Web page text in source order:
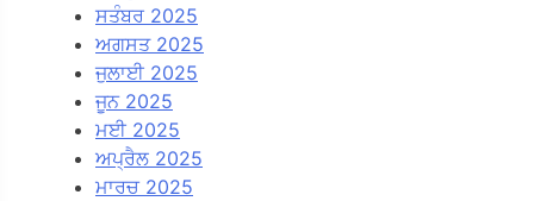
ਸਤੰਬਰ 2025
ਅਗਸਤ 2025
ਜੁਲਾਈ 2025
ਜੂਨ 2025
ਮਈ 2025
ਅਪ੍ਰੈਲ 2025
ਮਾਰਚ 2025